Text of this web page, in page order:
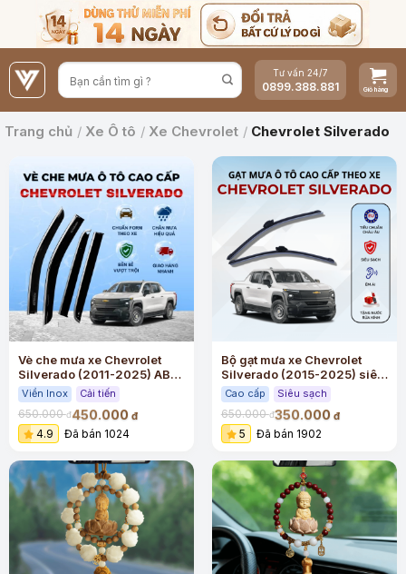
nội
dung
Tư vấn 24/7
0899.388.881
Trang chủ / Xe Ô tô / Xe Chevrolet / Chevrolet Silverado
Vè che mưa xe Chevrolet
Silverado (2011-2025) ABS
cao cấp viền Inox
Viền Inox Cải tiến
650.000đ450.000 đ
4.9 Đã bán 1024
Bộ gạt mưa xe Chevrolet
Silverado (2015-2025) siêu
sạch siêu êm
Cao cấp Siêu sạch
650.000đ350.000 đ
5 Đã bán 1902